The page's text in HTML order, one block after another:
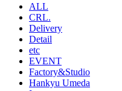
ALL
CRL.
Delivery
Detail
etc
EVENT
Factory&Studio
Hankyu Umeda